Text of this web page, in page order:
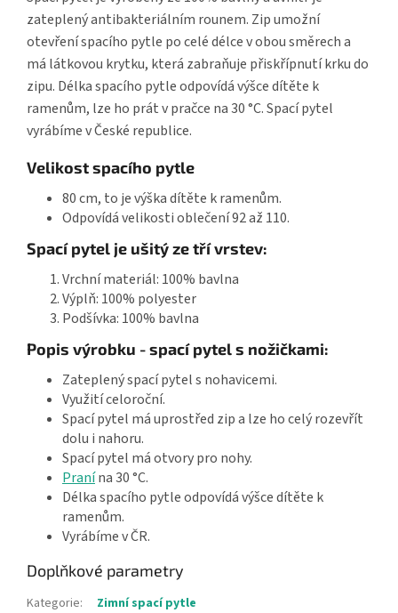
zateplený antibakteriálním rounem. Zip umožní
otevření spacího pytle po celé délce v obou směrech a
má látkovou krytku, která zabraňuje přiskřípnutí krku do
zipu. Délka spacího pytle odpovídá výšce dítěte k
ramenům, lze ho prát v pračce na 30 °C. Spací pytel
vyrábíme v České republice.
Velikost spacího pytle
80 cm, to je výška dítěte k ramenům.
Odpovídá velikosti oblečení 92 až 110.
Spací pytel je ušitý ze tří vrstev:
Vrchní materiál: 100% bavlna
Výplň: 100% polyester
Podšívka: 100% bavlna
Popis výrobku - spací pytel s nožičkami:
Zateplený spací pytel s nohavicemi.
Využití celoroční.
Spací pytel má uprostřed zip a lze ho celý rozevřít
dolu i nahoru.
Spací pytel má otvory pro nohy.
Pranína 30 °C.
Délka spacího pytle odpovídá výšce dítěte k
ramenům.
Vyrábíme v ČR.
Doplňkové parametry
Kategorie:
Zimní spací pytle